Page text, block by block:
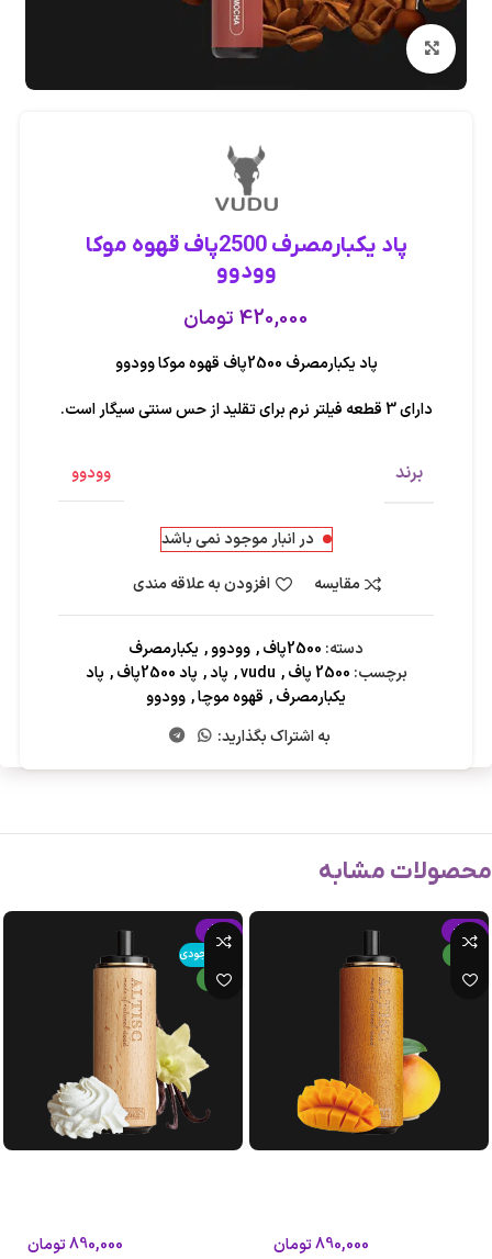
بزرگنمایی تصویر
پاد یکبارمصرف 2500پاف قهوه موکا
وودوو
420,000 تومان
پاد یکبارمصرف 2500پاف قهوه موکا وودوو
دارای 3 قطعه فیلتر نرم برای تقلید از حس سنتی سیگار است.
برند وودوو
در انبار موجود نمی باشد
مقایسه
افزودن به علاقه مندی
دسته: 2500پاف , وودوو, یکبارمصرف
برچسب: 2500 پاف ,
vudu
, پاد, پاد 2500پاف , پاد
یکبارمصرف, قهوه موچا, وودوو
به اشتراک بگذارید:
محصولات مشابه
-15%
890,000تومان
-15%
اتمام موجودی
جدید
890,000تومان